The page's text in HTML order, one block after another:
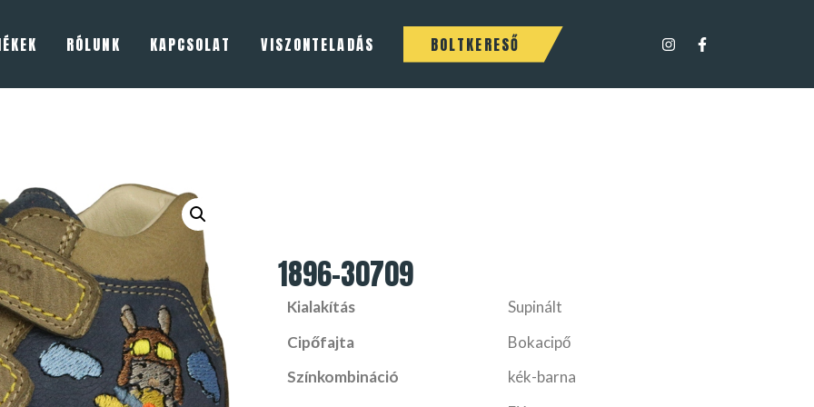
RÓLUNK KAPCSOLAT VISZONTELADÁS BOLTKERESŐ
1896-30709
Kialakítás
Supinált
Cipőfajta
Bokacipő
Színkombináció
kék-barna